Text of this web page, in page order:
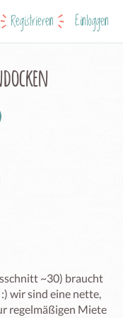
Registrieren Einloggen
~30) braucht
wir sind eine nette,
regelmäßigen Miete